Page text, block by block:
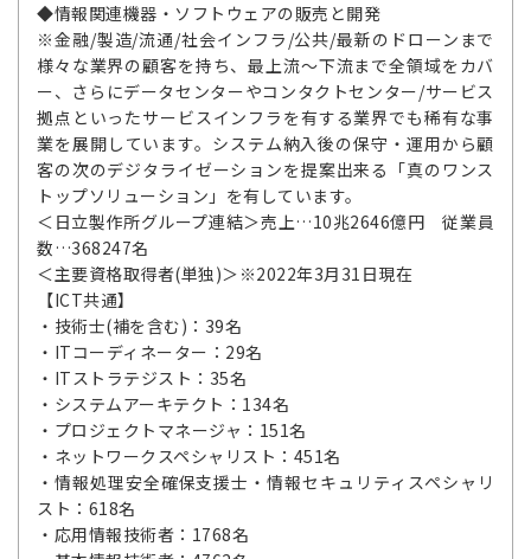
◆情報関連機器・ソフトウェアの販売と開発
※金融/製造/流通/社会インフラ/公共/最新のドローンまで
様々な業界の顧客を持ち、最上流～下流まで全領域をカバ
ー、さらにデータセンターやコンタクトセンター/サービス
拠点といったサービスインフラを有する業界でも稀有な事
業を展開しています。システム納入後の保守・運用から顧
客の次のデジタライゼーションを提案出来る「真のワンス
トップソリューション」を有しています。
＜日立製作所グループ連結＞売上…10兆2646億円 従業員
数…368247名
＜主要資格取得者(単独)＞※2022年3月31日現在
【ICT共通】
・技術士(補を含む)：39名
・ITコーディネーター：29名
・ITストラテジスト：35名
・システムアーキテクト：134名
・プロジェクトマネージャ：151名
・ネットワークスペシャリスト：451名
・情報処理安全確保支援士・情報セキュリティスペシャリ
スト：618名
・応用情報技術者：1768名